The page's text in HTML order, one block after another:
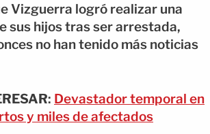
Vizguerra logró realizar una
sus hijos tras ser arrestada,
no han tenido más noticias
: Devastador temporal en
y miles de afectados